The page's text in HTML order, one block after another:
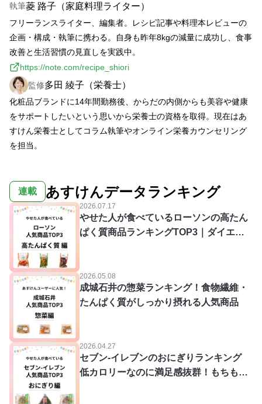
執筆菱 路子（家庭料理ライター）
フリーランスライター、編集者。レシピ記事や料理本レビューの
企画・構成・執筆に携わる。自身も昨年8kgの減量に成功し、食事
改善と生活習慣の見直しを実践中。
https://note.com/recipe_shiori
監修多田 綾子（栄養士）
化粧品ブランドに14年間勤務後、からだの内側からも美容や健康
をサポートしたいという思いから栄養士の資格を取得。現在はあ
すけん栄養士としてコラム執筆やオンライン栄養カウンセリング
を担当。
連載 あすけんデータランキング
2026.07.17
やせた人が食べているローソンの高たん
ぱく質商品ランキングTOP3｜ダイエッ
2026.05.08
成城石井の惣菜ランキング！食物繊維・
たんぱく質がしっかり摂れる人気商品
2026.04.27
セブン‐イレブンのおにぎりランキング
低カロリーなのに満足感抜群！もちもち